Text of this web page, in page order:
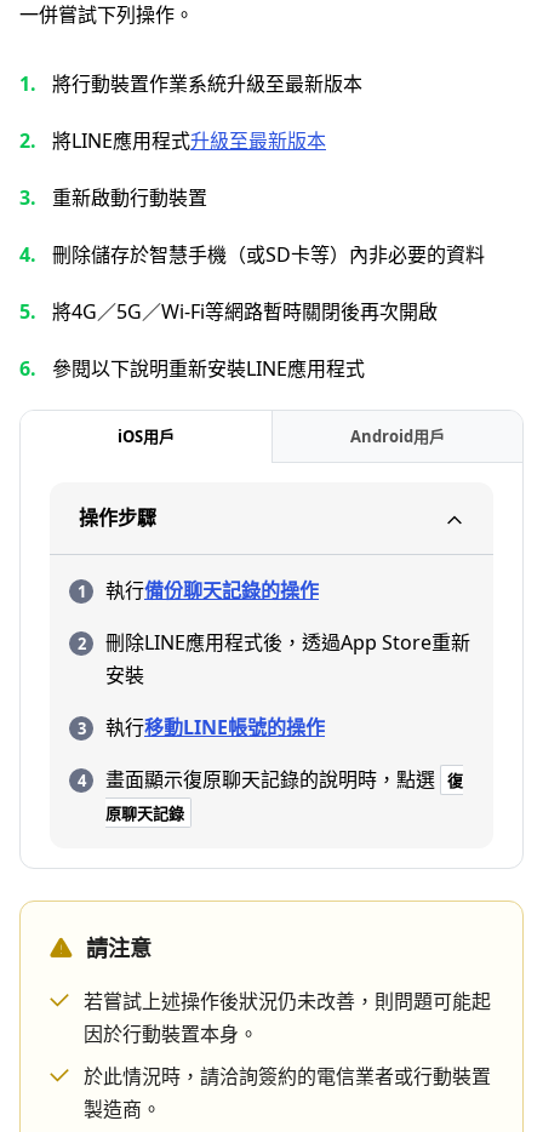
一併嘗試下列操作。
將行動裝置作業系統升級至最新版本
將LINE應用程式升級至最新版本
重新啟動行動裝置
刪除儲存於智慧手機（或SD卡等）內非必要的資料
將4G／5G／Wi-Fi等網路暫時關閉後再次開啟
參閱以下說明重新安裝LINE應用程式
iOS用戶 Android用戶
操作步驟
執行備份聊天記錄的操作
刪除LINE應用程式後，透過App Store重新
安裝
執行移動LINE帳號的操作
畫面顯示復原聊天記錄的說明時，點選 復
原聊天記錄
請注意
若嘗試上述操作後狀況仍未改善，則問題可能起
因於行動裝置本身。
於此情況時，請洽詢簽約的電信業者或行動裝置
製造商。